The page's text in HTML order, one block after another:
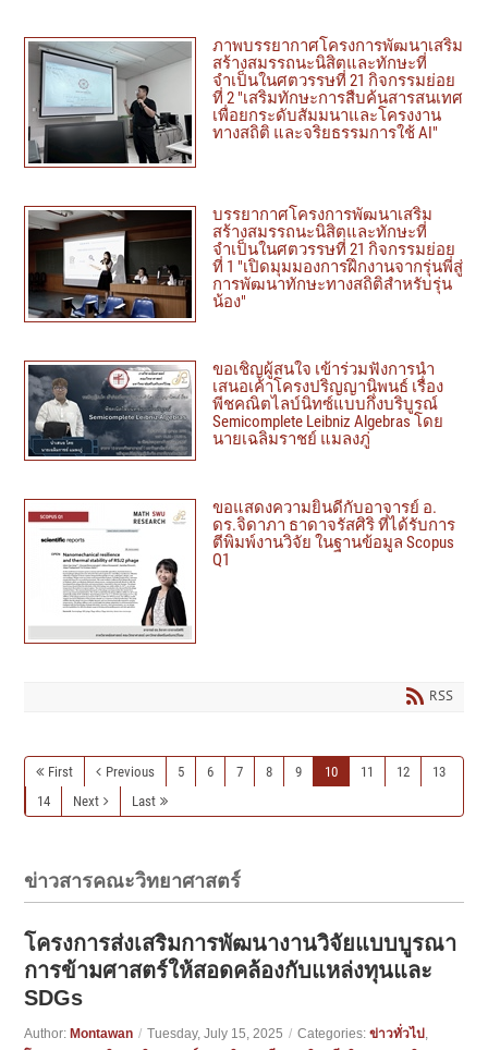
ภาพบรรยากาศโครงการพัฒนาเสริม
สร้างสมรรถนะนิสิตและทักษะที่
จำเป็นในศตวรรษที่ 21 กิจกรรมย่อย
ที่ 2 "เสริมทักษะการสืบค้นสารสนเทศ
เพื่อยกระดับสัมมนาและโครงงาน
ทางสถิติ และจริยธรรมการใช้ AI"
บรรยากาศโครงการพัฒนาเสริม
สร้างสมรรถนะนิสิตและทักษะที่
จำเป็นในศตวรรษที่ 21 กิจกรรมย่อย
ที่ 1 "เปิดมุมมองการฝึกงานจากรุ่นพี่สู่
การพัฒนาทักษะทางสถิติสำหรับรุ่น
น้อง"
ขอเชิญผู้สนใจ เข้าร่วมฟังการนำ
เสนอเค้าโครงปริญญานิพนธ์ เรื่อง
พีชคณิตไลบ์นิทซ์แบบกึ่งบริบูรณ์
Semicomplete Leibniz Algebras โดย
นายเฉลิมราชย์ แมลงภู่
ขอแสดงความยินดีกับอาจารย์ อ.
ดร.จิดาภา ธาดาจรัสศิริ ที่ได้รับการ
ตีพิมพ์งานวิจัย ในฐานข้อมูล Scopus
Q1
RSS
First Previous 5 6 7 8 9 10 11 12
13
14
Next Last
ข่าวสารคณะวิทยาศาสตร์
โครงการส่งเสริมการพัฒนางานวิจัยแบบบูรณา
การข้ามศาสตร์ให้สอดคล้องกับแหล่งทุนและ
SDGs
Author: Montawan / Tuesday, July 15, 2025 / Categories:ข่าวทั่วไป ,